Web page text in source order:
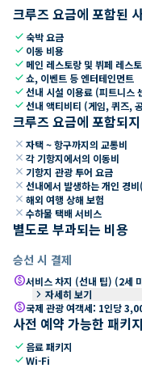
크루즈 요금에 포함된
check숙박 요금
check 이동 비용
check 메인 레스토랑 및 뷔페 레스
check쇼, 이벤트 등 엔터테인먼트
check선내 시설 이용료 (피트니스
check선내 액티비티 (게임, 퀴즈,
크루즈 요금에 포함되
close 자택 ~ 항구까지의 교통비
close 각 기항지에서의 이동비
close 기항지 관광 투어 요금
close 선내에서 발생하는 개인 경
close 해외 여행 상해 보험
close 수하물 택배 서비스
별도로 부과되는 비용
승선 시 결제
paid서비스 차지 (선내 팁) (2세
keyboard_arrow_right 자세히 보기
paid국제 관광 여객세: 1인당
사전 예약 가능한 패키지
check 음료 패키지
checkWi-Fi